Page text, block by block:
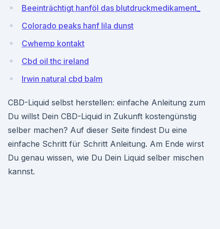
Beeinträchtigt hanföl das blutdruckmedikament_
Colorado peaks hanf lila dunst
Cwhemp kontakt
Cbd oil thc ireland
Irwin natural cbd balm
CBD-Liquid selbst herstellen: einfache Anleitung zum
Du willst Dein CBD-Liquid in Zukunft kostengünstig
selber machen? Auf dieser Seite findest Du eine
einfache Schritt für Schritt Anleitung. Am Ende wirst
Du genau wissen, wie Du Dein Liquid selber mischen
kannst.